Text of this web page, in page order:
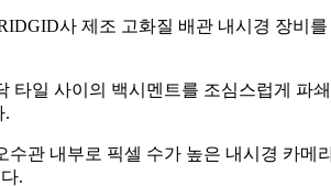
사 제조 고화질 배관 내시경 장비를
타일 사이의 백시멘트를 조심스럽게 파
.
수관 내부로 픽셀 수가 높은 내시경 카메
.